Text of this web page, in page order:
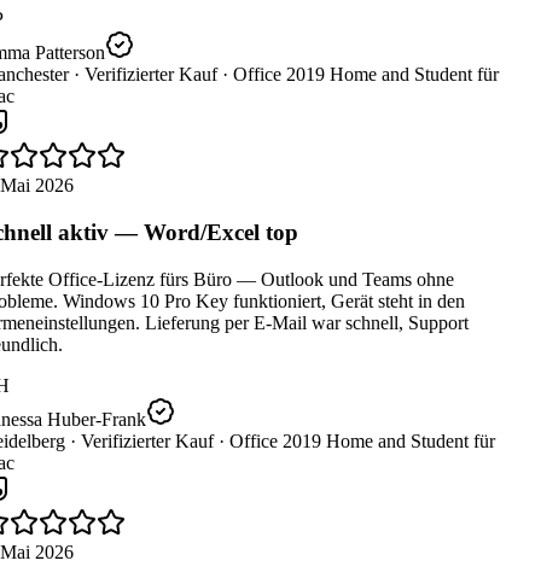
Patterson
· Verifizierter Kauf · Office 2019 Home and Student für
2026
aktiv — Word/Excel top
Office-Lizenz fürs Büro — Outlook und Teams ohne
Windows 10 Pro Key funktioniert, Gerät steht in den
Lieferung per E-Mail war schnell, Support
Huber-Frank
· Verifizierter Kauf · Office 2019 Home and Student für
2026